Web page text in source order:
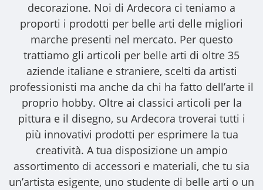
decorazione. Noi di Ardecora ci teniamo a
proporti i prodotti per belle arti delle migliori
marche presenti nel mercato. Per questo
trattiamo gli articoli per belle arti di oltre 35
aziende italiane e straniere, scelti da artisti
professionisti ma anche da chi ha fatto dell’arte il
proprio hobby. Oltre ai classici articoli per la
pittura e il disegno, su Ardecora troverai tutti i
più innovativi prodotti per esprimere la tua
creatività. A tua disposizione un ampio
assortimento di accessori e materiali, che tu sia
un’artista esigente, uno studente di belle arti o un